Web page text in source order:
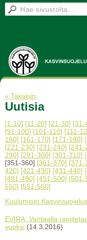
« Takaisin
Uutisia
[1-10] [11-20] [21-30] [31-
[91-100] [101-110] [111-
160] [161-170] [171-180]
[221-230] [231-240] [241-
290] [291-300] [301-310]
[351-360] [361-370] [371-
420] [421-430] [431-440]
[481-490] [491-500] [501-
550] [551-560]
Kuulumiset
EVIRA: Vantaalla
vuoksi (14.3.2016)